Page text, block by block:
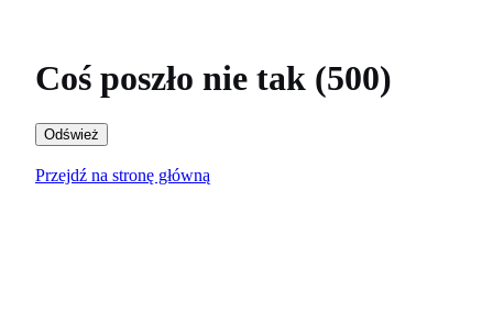
Coś poszło nie tak (500)
Odśwież
Przejdź na stronę główną